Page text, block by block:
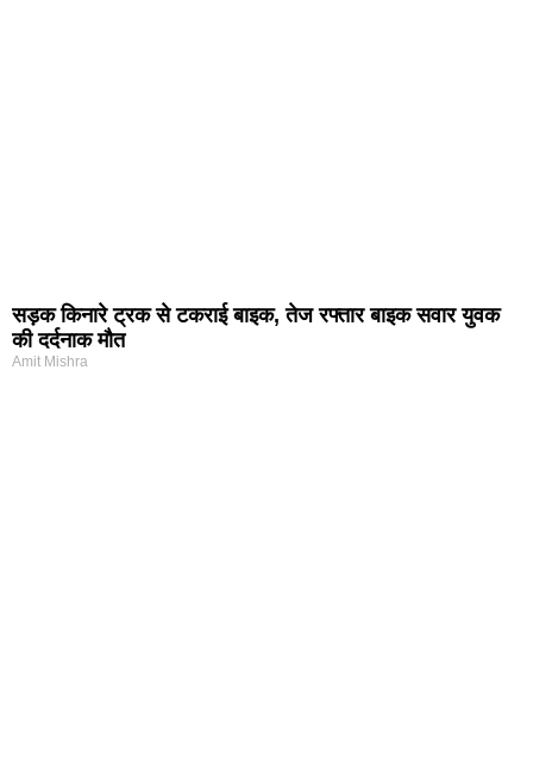
सड़क किनारे ट्रक से टकराई बाइक, तेज रफ्तार बाइक सवार युवक
की दर्दनाक मौत
Amit Mishra